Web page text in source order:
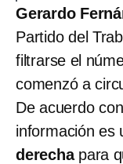
Gerardo
Partido del
filtrarse el
comenzó a
De acuerdo
información es
derecha para